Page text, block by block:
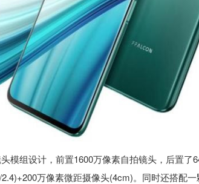
组设计，前置1600万像素自拍镜头，后置了
万像素微距摄像头(4cm)。同时还搭配